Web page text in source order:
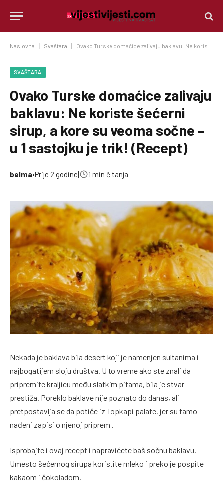
Naslovna Svaštara Ovako Turske domaćice zalivaju baklavu: Ne koriste šećerni sirup, a kore su veoma sočne – u 1 sastojku je trik! (Recept)
SVAŠTARA
Ovako Turske domaćice zalivaju
baklavu: Ne koriste šećerni
sirup, a kore su veoma sočne –
u 1 sastojku je trik! (Recept)
belma•Prije 2 godine| 1 min čitanja
Nekada je baklava bila desert koji je namenjen sultanima i
najbogatijem sloju društva. U to vreme ako ste znali da
pripremite kraljicu među slatkim pitama, bila je stvar
prestiža. Poreklo baklave nije poznato do danas, ali
pretpostavlja se da potiče iz Topkapi palate, jer su tamo
nađeni zapisi o njenoj pripremi.
Isprobajte i ovaj recept i napravićete baš sočnu baklavu.
Umesto šećernog sirupa koristite mleko i preko je pospite
kakaom i čokoladom.